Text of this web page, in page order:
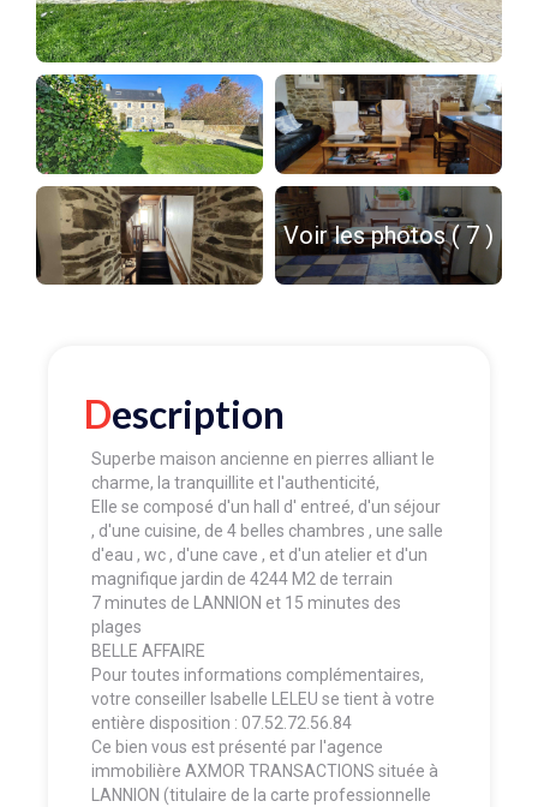
Voir les photos ( 7 )
Description
Superbe maison ancienne en pierres alliant le
charme, la tranquillite et l'authenticité,
Elle se composé d'un hall d' entreé, d'un séjour
, d'une cuisine, de 4 belles chambres , une salle
d'eau , wc , d'une cave , et d'un atelier et d'un
magnifique jardin de 4244 M2 de terrain
7 minutes de LANNION et 15 minutes des
plages
BELLE AFFAIRE
Pour toutes informations complémentaires,
votre conseiller Isabelle LELEU se tient à votre
entière disposition : 07.52.72.56.84
Ce bien vous est présenté par l'agence
immobilière AXMOR TRANSACTIONS située à
LANNION (titulaire de la carte professionnelle